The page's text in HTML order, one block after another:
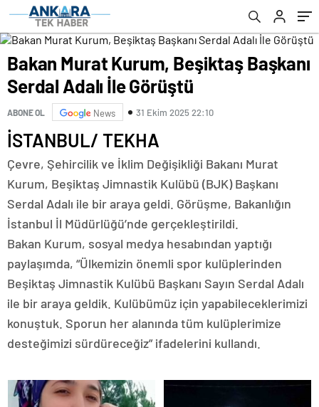
Bakan Murat Kurum, Beşiktaş Başkanı
Serdal Adalı İle Görüştü
ABONE OL News 31 Ekim 2025 22:10
İSTANBUL/ TEKHA
Çevre, Şehircilik ve İklim Değişikliği Bakanı Murat
Kurum, Beşiktaş Jimnastik Kulübü (BJK) Başkanı
Serdal Adalı ile bir araya geldi. Görüşme, Bakanlığın
İstanbul İl Müdürlüğü’nde gerçekleştirildi.
Bakan Kurum, sosyal medya hesabından yaptığı
paylaşımda, “Ülkemizin önemli spor kulüplerinden
Beşiktaş Jimnastik Kulübü Başkanı Sayın Serdal Adalı
ile bir araya geldik. Kulübümüz için yapabileceklerimizi
konuştuk. Sporun her alanında tüm kulüplerimize
desteğimizi sürdüreceğiz” ifadelerini kullandı.